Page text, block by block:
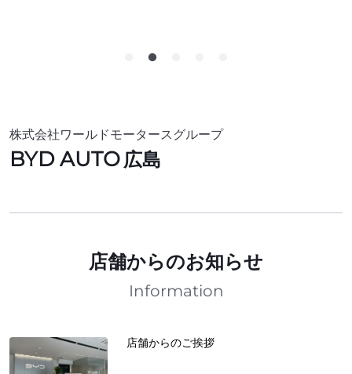
株式会社ワールドモータースグループ
BYD AUTO広島
店舗からのお知らせ
Information
店舗からのご挨拶